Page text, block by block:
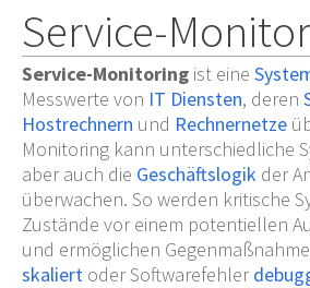
Service-
Service-Monitoring ist eine
Messwerte von IT Diensten, deren
Hostrechnern und Rechnernetze
Monitoring kann unterschiedliche
aber auch die Geschäftslogik der
überwachen. So werden kritische
Zustände vor einem potentiellen
und ermöglichen
skaliert oder Softwarefehler